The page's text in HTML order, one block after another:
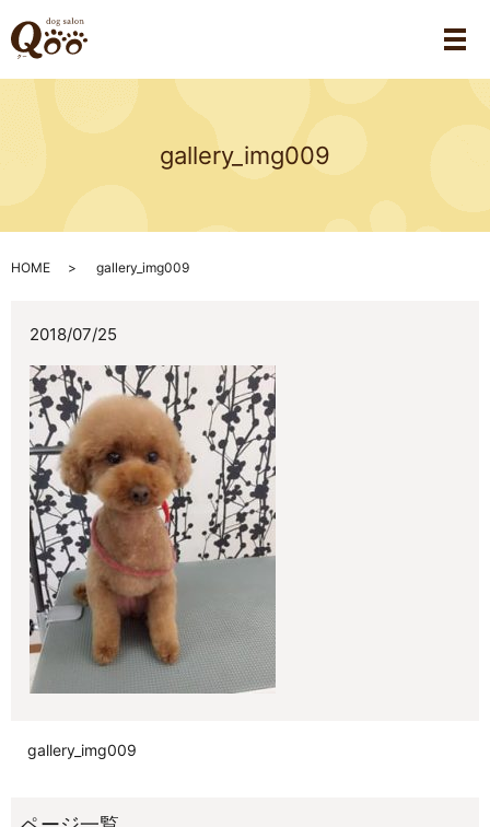
メ
gallery_img009
HOME gallery_img009
2018/07/25
gallery_img009